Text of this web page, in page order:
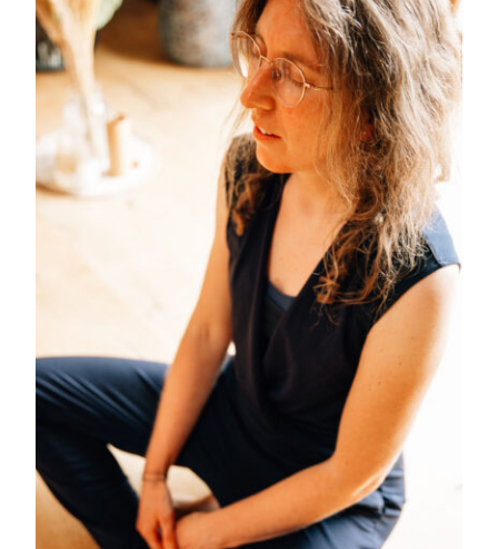
Patientenstimmen
Neuigkeiten
Kontakt
Über mich
Impressum